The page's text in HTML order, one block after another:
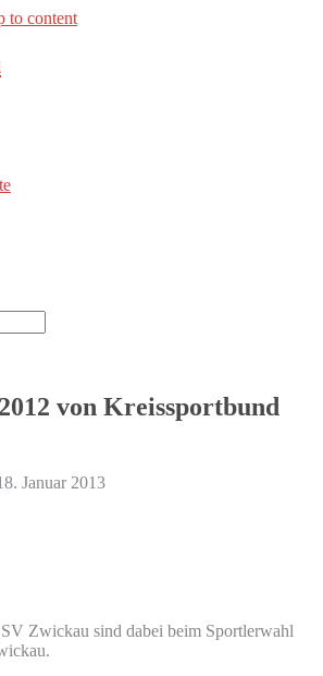
to content
von Kreissportbund
Januar 2013
Zwickau sind dabei beim Sportlerwahl